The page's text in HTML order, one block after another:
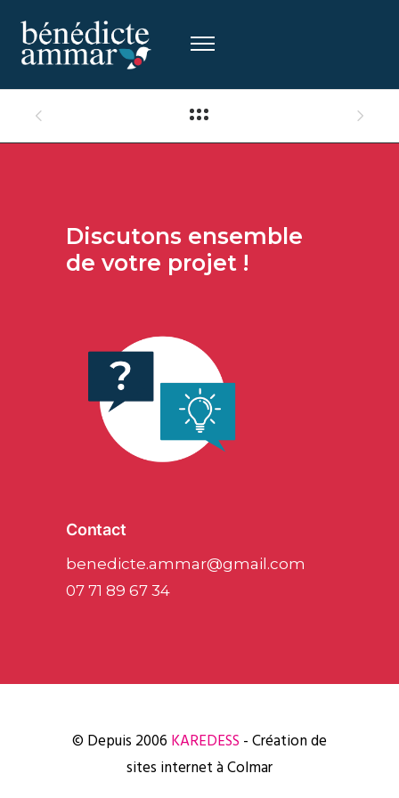
Discutons ensemble
de votre projet !
Contact
benedicte.ammar@gmail.com
07 71 89 67 34
© Depuis 2006 KAREDESS - Création de
sites internet à Colmar